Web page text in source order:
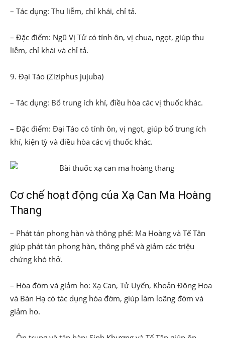
– Tác dụng: Thu liễm, chỉ khái, chỉ tả.
– Đặc điểm: Ngũ Vị Tử có tính ôn, vị chua, ngọt, giúp thu
liễm, chỉ khái và chỉ tả.
9. Đại Táo (Ziziphus jujuba)
– Tác dụng: Bổ trung ích khí, điều hòa các vị thuốc khác.
– Đặc điểm: Đại Táo có tính ôn, vị ngọt, giúp bổ trung ích
khí, kiện tỳ và điều hòa các vị thuốc khác.
Cơ chế hoạt động của Xạ Can Ma Hoàng
Thang
– Phát tán phong hàn và thông phế: Ma Hoàng và Tế Tân
giúp phát tán phong hàn, thông phế và giảm các triệu
chứng khó thở.
– Hóa đờm và giảm ho: Xạ Can, Tử Uyển, Khoản Đông Hoa
và Bán Hạ có tác dụng hóa đờm, giúp làm loãng đờm và
giảm ho.